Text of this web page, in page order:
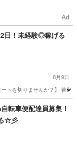
Ad
日！未経験◎稼げる
8月9日
ートを切りませんか？】 普
転車便配達員募集！
☆彡